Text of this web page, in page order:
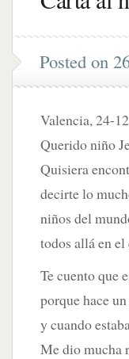
Posted on
Valencia, 24-
Querido niño
Quisiera
decirte lo
niños del
todos allá en
Te cuento que
porque hace
y cuando
Me dio mucha